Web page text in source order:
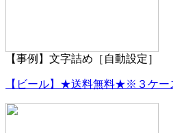
【事例】文字詰め［自動設定］
【ビール】★送料無料★※３ケー